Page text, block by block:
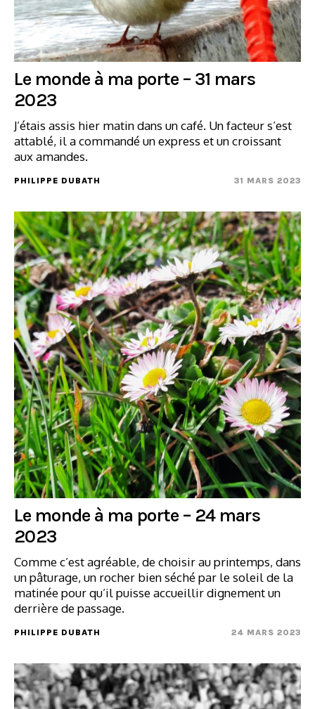
Le monde à ma porte – 31 mars
2023
J’étais assis hier matin dans un café. Un facteur s’est
attablé, il a commandé un express et un croissant
aux amandes.
PHILIPPE DUBATH 31 MARS 2023
Le monde à ma porte – 24 mars
2023
Comme c’est agréable, de choisir au printemps, dans
un pâturage, un rocher bien séché par le soleil de la
matinée pour qu’il puisse accueillir dignement un
derrière de passage.
PHILIPPE DUBATH 24 MARS 2023